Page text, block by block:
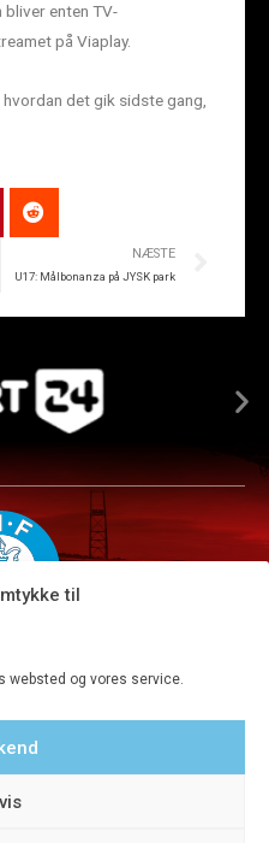
til
websted og vores service.
bliver enten TV-
på Viaplay.
det gik sidste gang,
NÆSTE
U17: Målbonanza på JYSK park
· Kontortid man-fre kl. 9-15